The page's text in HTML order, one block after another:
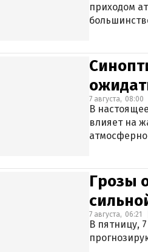
приходом
7 августа, 08:00
В
влияет на
Грозы
7 августа, 06:21
В пятницу,